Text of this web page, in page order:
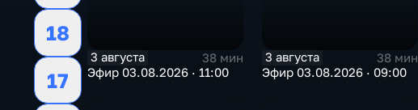
18
17
3 августа
38 мин
Эфир 03.08.2026 · 11:00
3 августа
38 мин
Эфир 03.08.2026 · 09:00